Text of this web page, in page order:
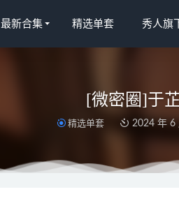
最新合集 精选单套 秀人旗
[微密圈]于
精选单套 2024 年 6